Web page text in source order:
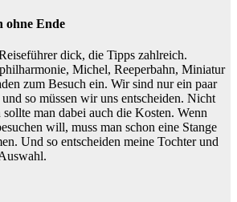
ohne Ende
dick, die Tipps zahlreich.
Michel, Reeperbahn, Miniatur
zum Besuch ein. Wir sind nur ein paar
so müssen wir uns entscheiden. Nicht
man dabei auch die Kosten. Wenn
will, muss man schon eine Stange
Und so entscheiden meine Tochter und